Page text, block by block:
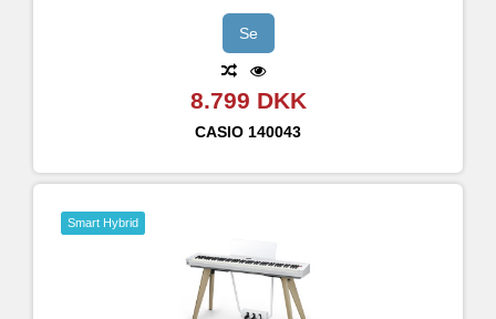
Se
8.799 DKK
CASIO 140043
Smart Hybrid